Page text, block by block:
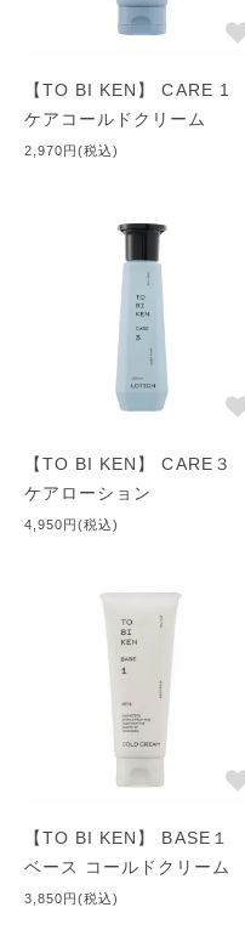
コールドクリームで大切な
の汚れを落としてあげましょ
●蒸しタオル
タオルの温度には気をつけ
いタオルでお手入れされる
いようにしてください。
パウダーだけのメイクはさ
「汗」や「皮脂」などを吸
を吸ってしまい余計に乾燥
きれば、弱酸性化粧水＋基
あげるようにしてください。
【TO BI KEN】 CARE 1
ケアコールドクリーム
2,970円(税込)
【TO BI KEN】 CARE３
ケアローション
4,950円(税込)
【TO BI KEN】 BASE１
ベース コールドクリーム
3,850円(税込)